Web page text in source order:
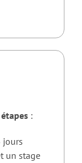
:
jours
un stage